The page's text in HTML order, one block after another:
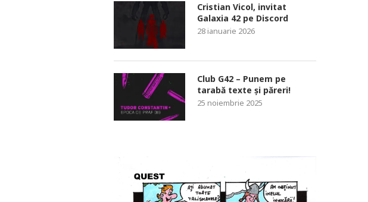
Cristian Vicol, invitat
Galaxia 42 pe Discord
28 ianuarie 2026
Club G42 – Punem pe
tarabă texte și păreri!
25 noiembrie 2025